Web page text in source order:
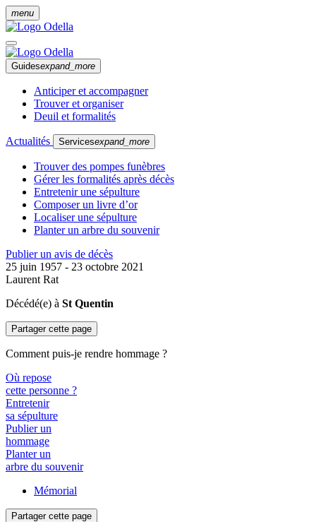
menu
Guidesexpand_more
Anticiper et accompagner
Trouver et organiser
Deuil et formalités
Actualités Servicesexpand_more
Trouver des pompes funèbres
Gérer les formalités après décès
Entretenir une sépulture
Composer un livre d’or
Localiser une sépulture
Planter un arbre du souvenir
Publier un avis de décès
25 juin 1957 - 23 octobre 2021
Laurent Rat
Décédé(e) à St Quentin
Partager cette page
Comment puis-je rendre hommage ?
Où repose
cette personne ?
Entretenir
sa sépulture
Publier un
hommage
Planter un
arbre du souvenir
Mémorial
Partager cette page